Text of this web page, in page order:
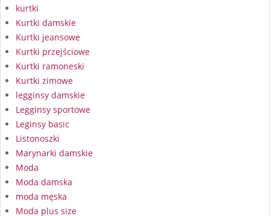
kurtki
Kurtki damskie
Kurtki jeansowe
Kurtki przejściowe
Kurtki ramoneski
Kurtki zimowe
legginsy damskie
Legginsy sportowe
Leginsy basic
Listonoszki
Marynarki damskie
Moda
Moda damska
moda męska
Moda plus size